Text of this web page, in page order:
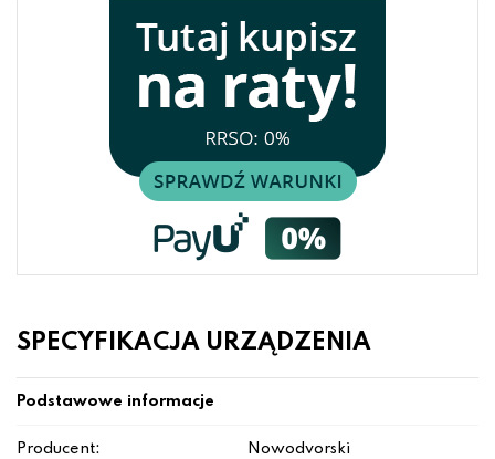
SPECYFIKACJA URZĄDZENIA
Podstawowe informacje
Producent: Nowodvorski